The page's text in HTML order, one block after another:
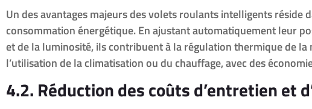
Un des avantages majeurs des volets roulants intelligents réside
consommation énergétique. En ajustant automatiquement leur
et de la luminosité, ils contribuent à la régulation thermique de la
l’utilisation de la climatisation ou du chauffage, avec des
4.2. Réduction des coûts d’entretien et